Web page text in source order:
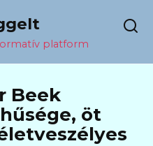
platform
Beek
öt